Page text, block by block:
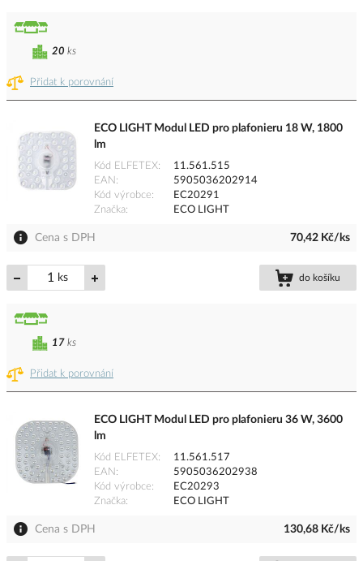
Přidat k porovnání
20 ks
ECO LIGHT Modul LED pro plafonieru 18 W, 1800
lm
Kód ELFETEX
11.561.515
EAN
5905036202914
Kód výrobce
EC20291
Značka
ECO LIGHT
Cena s DPH 70,42 Kč/ks
ks do košíku
Přidat k porovnání
17 ks
ECO LIGHT Modul LED pro plafonieru 36 W, 3600
lm
Kód ELFETEX
11.561.517
EAN
5905036202938
Kód výrobce
EC20293
Značka
ECO LIGHT
Cena s DPH 130,68 Kč/ks